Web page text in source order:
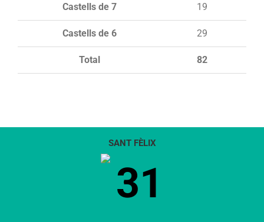
Total 82
Castells de 7 19
Castells de 6 29
SANT FÈLIX
31